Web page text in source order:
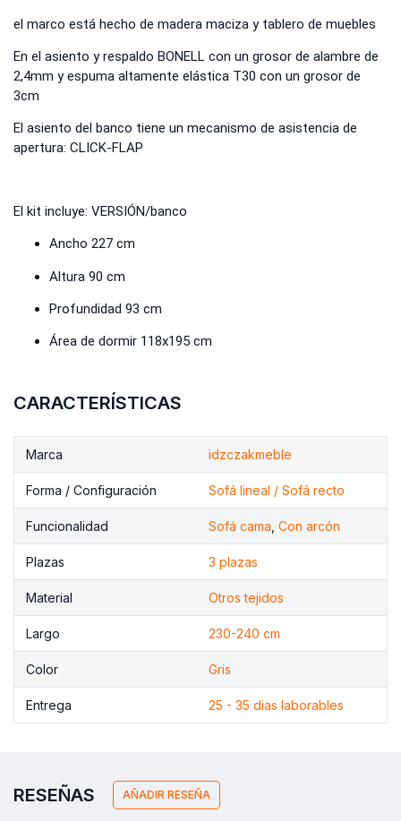
el marco está hecho de madera maciza y tablero de muebles
En el asiento y respaldo BONELL con un grosor de alambre de
2,4mm y espuma altamente elástica T30 con un grosor de
3cm
El asiento del banco tiene un mecanismo de asistencia de
apertura: CLICK-FLAP
El kit incluye: VERSIÓN/banco
Ancho 227 cm
Altura 90 cm
Profundidad 93 cm
Área de dormir 118x195 cm
CARACTERÍSTICAS
Marca idzczakmeble
Forma / Configuración Sofá lineal / Sofá recto
Funcionalidad Sofá cama Con arcón
Plazas 3 plazas
Material Otros tejidos
Largo 230-240 cm
Color Gris
Entrega 25 - 35 dias laborables
RESEÑAS AÑADIR RESEÑA